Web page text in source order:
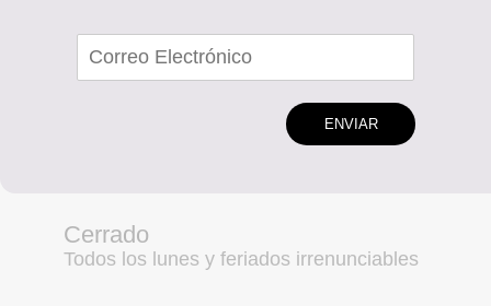
ENVIAR
Cerrado
Todos los lunes y feriados irrenunciables